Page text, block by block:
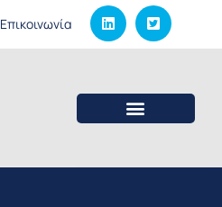
Επικοινωνία